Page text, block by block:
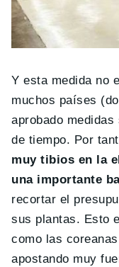
Y esta medida no
muchos países
aprobado
de tiempo. Por
muy tibios en la
una importante
recortar el
sus plantas. Esto
como las
apostando muy